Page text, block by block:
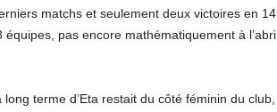
matchs et seulement deux victoires en 14.
pas encore mathématiquement à l’abri
terme d’Eta restait du côté féminin du club,